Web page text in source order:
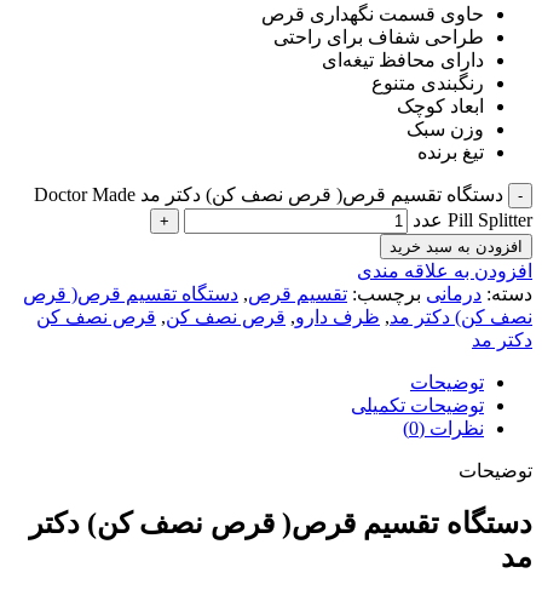
حاوی قسمت نگهداری قرص
طراحی شفاف برای راحتی
دارای محافظ تیغه‌ای
رنگبندی متنوع
ابعاد کوچک
وزن سبک
تیغ برنده
دستگاه تقسیم قرص( قرص نصف کن) دکتر مد Doctor Made
Pill Splitter عدد
افزودن به سبد خرید
افزودن به علاقه مندی
دسته: درمانی برچسب: تقسیم قرص, دستگاه تقسیم قرص( قرص
نصف کن) دکتر مد, ظرف دارو, قرص نصف کن, قرص نصف کن
دکتر مد
توضیحات
توضیحات تکمیلی
نظرات (0)
توضیحات
دستگاه تقسیم قرص( قرص نصف کن) دکتر
مد